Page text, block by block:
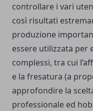
controllare i vari
così risultati
produzione
essere utilizzata per
complessi, tra cui
e la fresatura (a
approfondire la
professionale ed